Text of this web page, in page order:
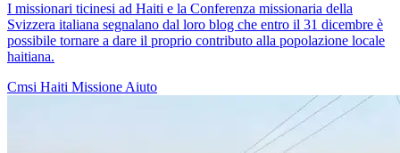
I missionari ticinesi ad Haiti e la Conferenza missionaria della
Svizzera italiana segnalano dal loro blog che entro il 31 dicembre è
possibile tornare a dare il proprio contributo alla popolazione locale
haitiana.
Cmsi Haiti Missione Aiuto